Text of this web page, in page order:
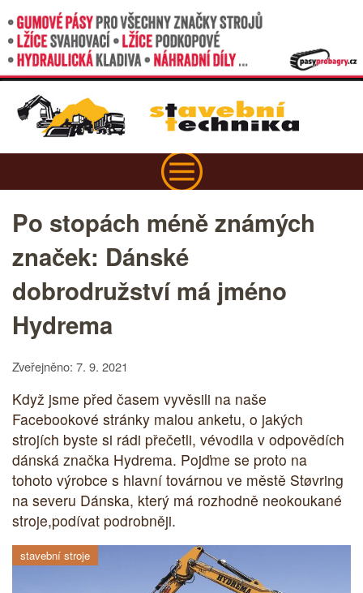
Po stopách méně známých
značek: Dánské
dobrodružství má jméno
Hydrema
Zveřejněno: 7. 9. 2021
Když jsme před časem vyvěsili na naše
Facebookové stránky malou anketu, o jakých
strojích byste si rádi přečetli, vévodila v odpovědích
dánská značka Hydrema. Pojďme se proto na
tohoto výrobce s hlavní továrnou ve městě Støvring
na severu Dánska, který má rozhodně neokoukané
stroje,podívat podrobněji.
stavební stroje